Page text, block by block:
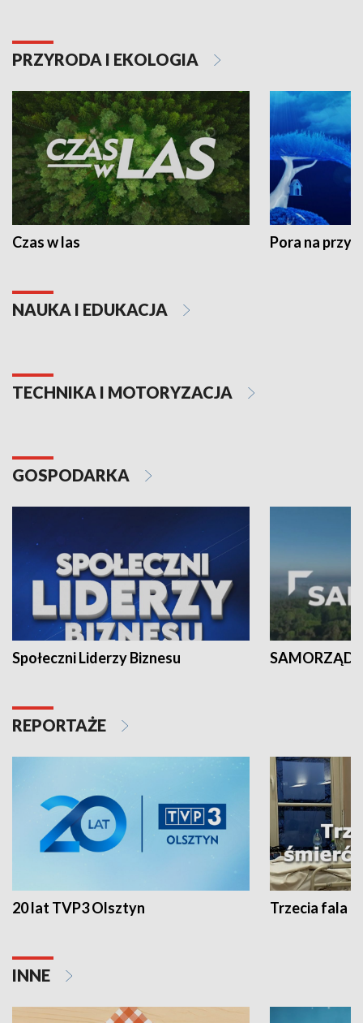
PRZYRODA I EKOLOGIA
Czas w las Pora na
NAUKA I EDUKACJA
TECHNIKA I MOTORYZACJA
GOSPODARKA
Społeczni Liderzy Biznesu SAMORZĄD
REPORTAŻE
20 lat TVP3 Olsztyn Trzecia fala -
INNE